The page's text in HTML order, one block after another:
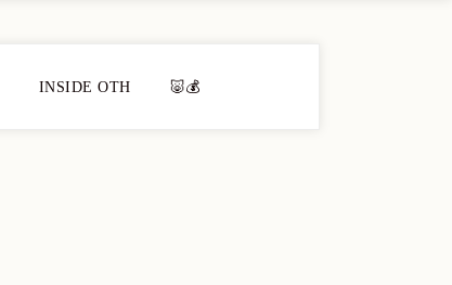
INSIDE OTH 🐷💰